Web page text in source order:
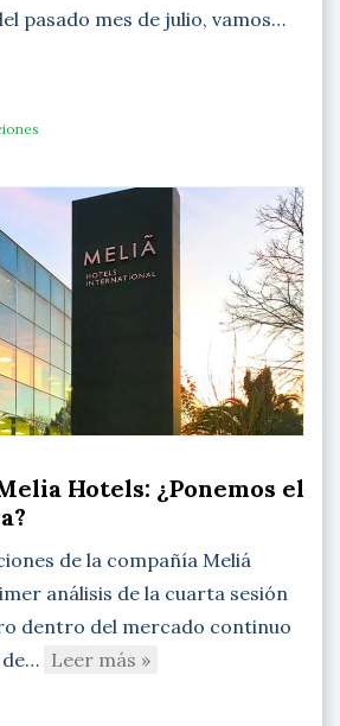
pasado mes de julio, vamos…
Hotels: ¿Ponemos el
de la compañía Meliá
análisis de la cuarta sesión
dentro del mercado continuo
Leer más »